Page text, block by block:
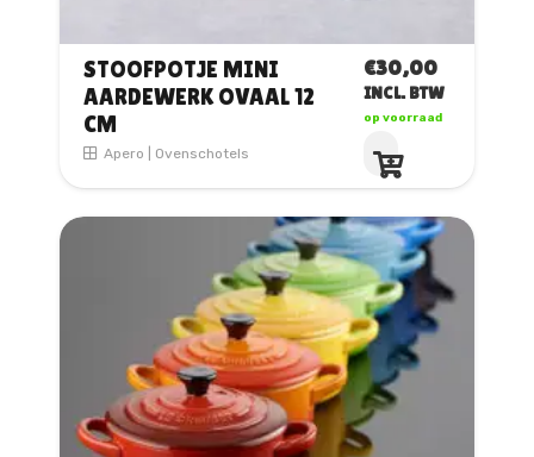
STOOFPOTJE MINI
AARDEWERK OVAAL 12
CM
Apero Ovenschotels
€30,00
INCL. BTW
op voorraad
product
heeft
meerdere
variaties.
Deze
optie
kan
gekozen
worden
op
de